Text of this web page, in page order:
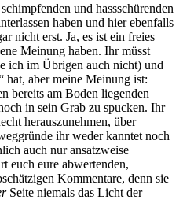
und hassschürenden
haben und hier ebenfalls
nicht erst. Ja, es ist ein freies
Meinung haben. Ihr müsst
ich im Übrigen auch nicht) und
hat, aber meine Meinung ist:
bereits am Boden liegenden
in sein Grab zu spucken. Ihr
herauszunehmen, über
ihr weder kanntet noch
auch nur ansatzweise
euch eure abwertenden,
Kommentare, denn sie
Seite niemals das Licht der